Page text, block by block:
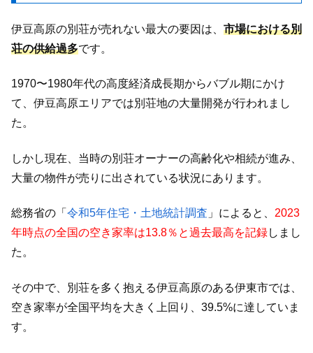
伊豆高原の別荘が売れない最大の要因は、 市場における別
荘の供給過多です。
1970〜1980年代の高度経済成長期からバブル期にかけ
て、伊豆高原エリアでは別荘地の大量開発が行われまし
た。
しかし現在、当時の別荘オーナーの高齢化や相続が進み、
大量の物件が売りに出されている状況にあります。
総務省の「 令和5年住宅・土地統計調査 」によると、 2023
年時点の全国の空き家率は13.8％と過去最高を記録しまし
た。
その中で、別荘を多く抱える伊豆高原のある伊東市では、
空き家率が全国平均を大きく上回り、39.5%に達していま
す。